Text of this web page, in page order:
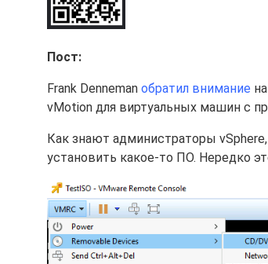
Пост:
Frank Denneman обратил внимание
vMotion для виртуальных машин с
Как знают администраторы
установить какое-то ПО. Нередко